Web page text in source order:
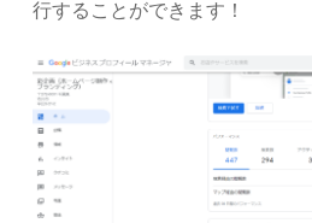
行することができます！